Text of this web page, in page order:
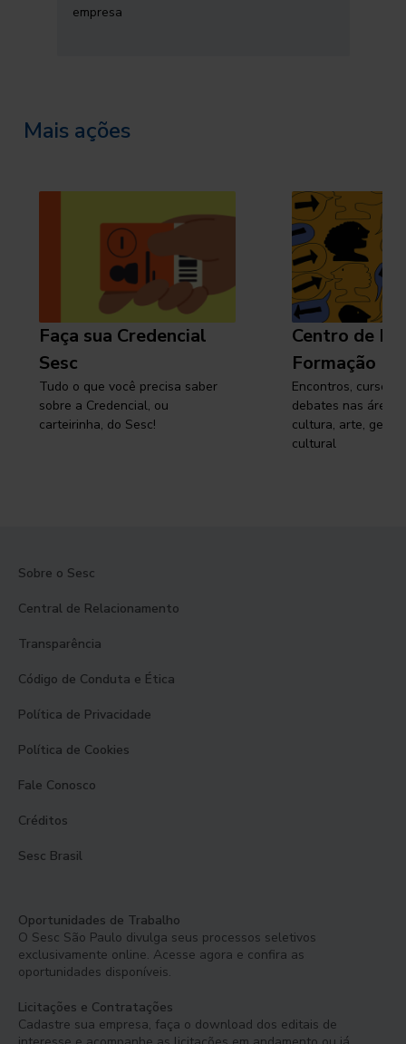
empresa
Mais ações
Faça sua Credencial
Sesc
Tudo o que você precisa saber
sobre a Credencial, ou
carteirinha, do Sesc!
Centro de
Formação
Encontros, cursos,
debates nas áreas
cultura, arte,
cultural
Sobre o Sesc
Central de Relacionamento
Transparência
Código de Conduta e Ética
Política de Privacidade
Política de Cookies
Fale Conosco
Créditos
Sesc Brasil
Oportunidades de Trabalho
O Sesc São Paulo divulga seus processos seletivos
exclusivamente online. Acesse agora e confira as
oportunidades disponíveis.
Licitações e Contratações
Cadastre sua empresa, faça o download dos editais de